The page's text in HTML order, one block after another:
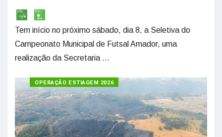
Tem início no próximo sábado, dia 8, a Seletiva do
Campeonato Municipal de Futsal Amador, uma
realização da Secretaria ...
OPERAÇÃO ESTIAGEM 2026